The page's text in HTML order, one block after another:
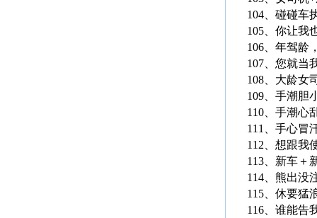
104、碰碰车
105、你让我
106、年驾龄
107、您就当
108、大龄女
109、手潮胆
110、手潮心
111、手心冒
112、想跟我
113、新车＋
114、熊出没
115、休要猛
116、谁能告